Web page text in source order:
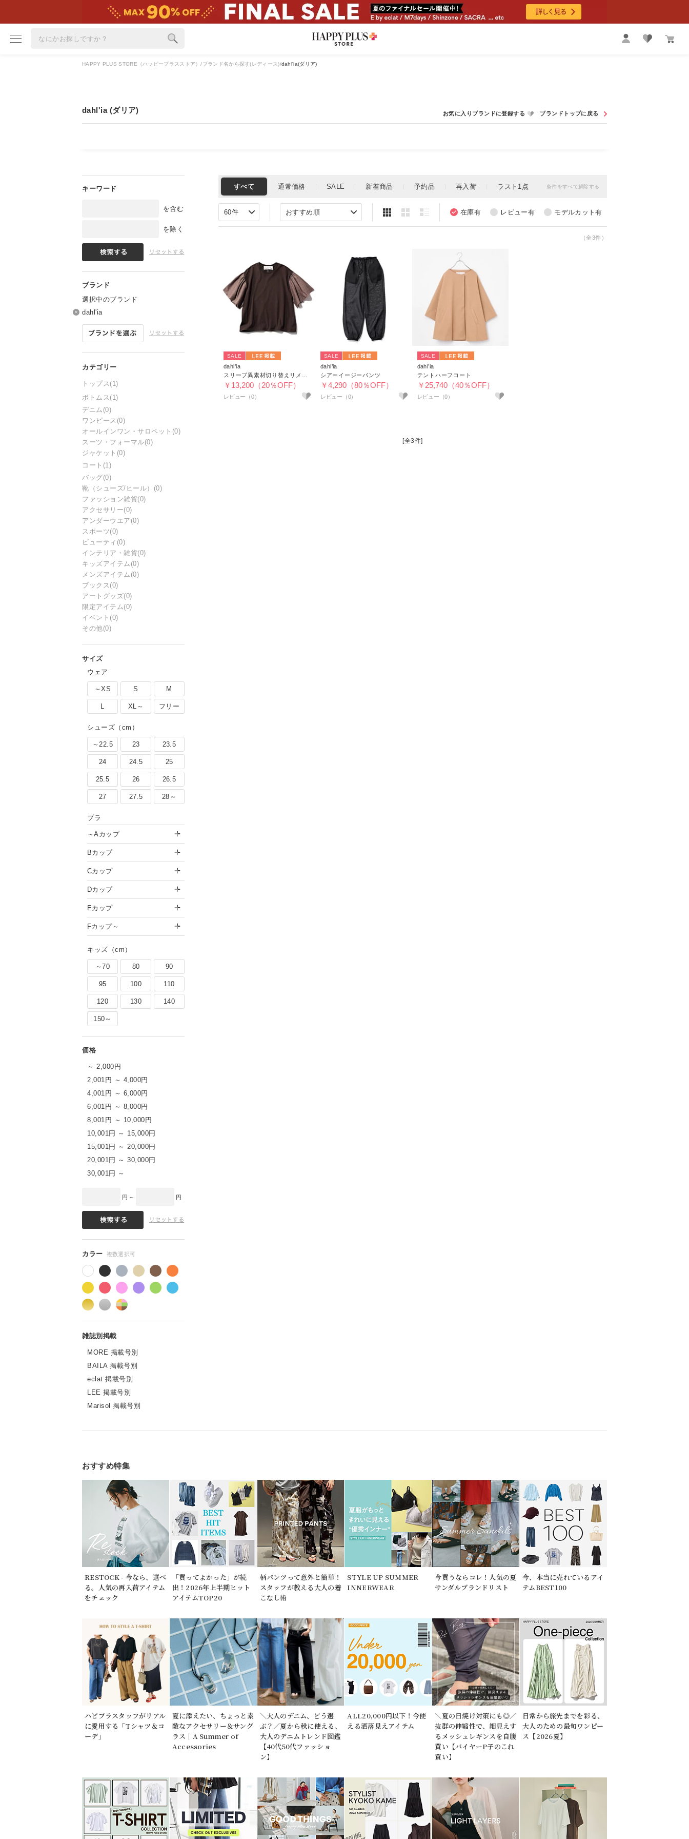
雑誌掲載アイテム
HAPPY PLUS STORE（ハッピープラスストア） ブランド名から探す(レディース) dahl'ia(ダリア)
dahl'ia (ダリア)
を含む
を除く
選択中のブランド
dahl'ia
トップス (1)
ボトムス (1)
デニム (0)
ワンピース (0)
オールインワン・サロペット (0)
スーツ・フォーマル(0)
ジャケット (0)
コート (1)
バッグ(0)
靴（シューズ/ヒール） (0)
ファッション雑貨(0)
アクセサリー(0)
アンダーウエア (0)
スポーツ(0)
ビューティ (0)
インテリア・雑貨(0)
キッズアイテム (0)
メンズアイテム (0)
ブックス (0)
アートグッズ(0)
限定アイテム(0)
イベント (0)
その他(0)
ウェア
～XS S M
L XL～ フリー
シューズ（cm）
～22.5 23 23.5
24 24.5 25
25.5 26 26.5
27 27.5 28～
ブラ
～Aカップ
Bカップ
Cカップ
Dカップ
Eカップ
Fカップ～
キッズ（cm）
～70 80 90
95 100 110
120 130 140
150～
～ 2,000円
2,001円 ～ 4,000円
4,001円 ～ 6,000円
6,001円 ～ 8,000円
8,001円 ～ 10,000円
10,001円 ～ 15,000円
15,001円 ～ 20,000円
20,001円 ～ 30,000円
30,001円 ～
円 ～ 円
MORE 掲載号別
BAILA 掲載号別
eclat 掲載号別
LEE 掲載号別
Marisol 掲載号別
（全3件）
SALE
dahl’ia
￥13,200（20％OFF）
SALE
dahl’ia
シアーイージーパンツ
￥4,290（80％OFF）
SALE
dahl’ia
テントハーフコート
￥25,740（40％OFF）
[全3件]
おすすめ特集
RESTOCK - 今なら、選べ
る。人気の再入荷アイテム
をチェック
「買ってよかった」が続
出！2026年上半期ヒット
アイテムTOP20
柄パンツって意外と簡単！
スタッフが教える大人の着
こなし術
STYLE UP SUMMER
INNERWEAR
今買うならコレ！人気の夏
サンダルブランドリスト
今、本当に売れているアイ
テムBEST100
ハピプラスタッフがリアル
に愛用する「Tシャツ＆コ
ーデ」
夏に添えたい、ちょっと素
敵なアクセサリー＆サング
ラス｜A Summer of
Accessories
＼大人のデニム、どう選
ぶ？／夏から秋に使える、
大人のデニムトレンド図鑑
【40代50代ファッショ
ン】
ALL20,000円以下！今使
える洒落見えアイテム
＼夏の日焼け対策にも◎／
抜群の伸縮性で、細見えす
るメッシュレギンスを自腹
買い【バイヤーP子のこれ
買い】
日常から旅先までを彩る、
大人のための最旬ワンピー
ス【2026夏】